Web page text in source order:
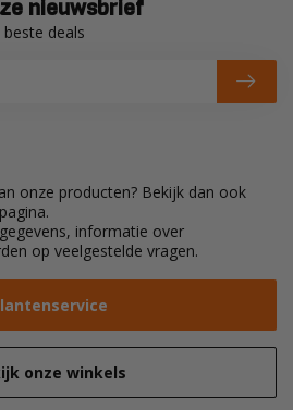
onze producten? Bekijk dan ook
informatie over
op veelgestelde vragen.
onze winkels
nieuwsbrief
deals